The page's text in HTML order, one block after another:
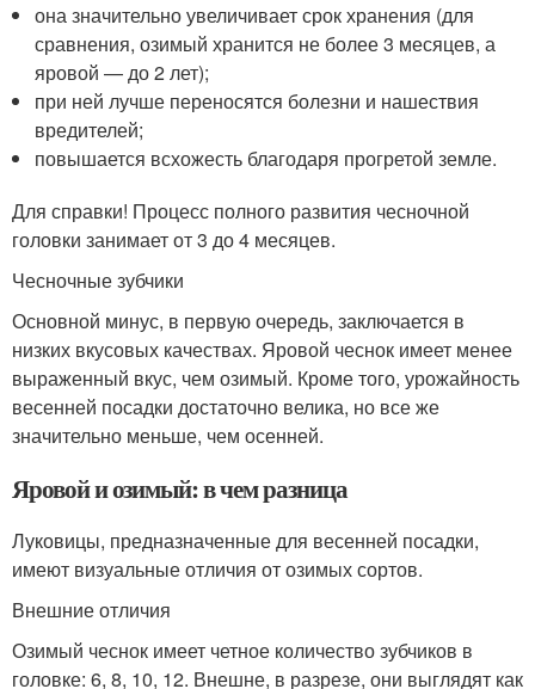
она значительно увеличивает срок хранения (для
сравнения, озимый хранится не более 3 месяцев, а
яровой — до 2 лет);
при ней лучше переносятся болезни и нашествия
вредителей;
повышается всхожесть благодаря прогретой земле.
Для справки! Процесс полного развития чесночной
головки занимает от 3 до 4 месяцев.
Чесночные зубчики
Основной минус, в первую очередь, заключается в
низких вкусовых качествах. Яровой чеснок имеет менее
выраженный вкус, чем озимый. Кроме того, урожайность
весенней посадки достаточно велика, но все же
значительно меньше, чем осенней.
Яровой и озимый: в чем разница
Луковицы, предназначенные для весенней посадки,
имеют визуальные отличия от озимых сортов.
Внешние отличия
Озимый чеснок имеет четное количество зубчиков в
головке: 6, 8, 10, 12. Внешне, в разрезе, они выглядят как